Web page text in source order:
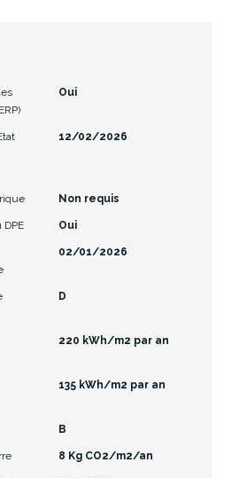
Oui
12/02/2026
Non requis
DPE Oui
02/01/2026
D
220 kWh/m2 par an
135 kWh/m2 par an
B
8 Kg CO2/m2/an